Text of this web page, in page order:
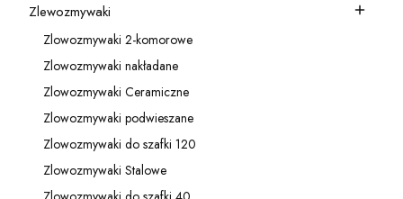
Kategoria - Zlewozmywaki
Zlewozmywaki
Kategoria - Zlowozmywaki 2-komorowe
Zlowozmywaki 2-komorowe
Kategoria - Zlowozmywaki nakładane
Zlowozmywaki nakładane
Kategoria - Zlowozmywaki Ceramiczne
Zlowozmywaki Ceramiczne
Kategoria - Zlowozmywaki podwieszane
Zlowozmywaki podwieszane
Kategoria - Zlowozmywaki do szafki 120
Zlowozmywaki do szafki 120
Kategoria - Zlowozmywaki Stalowe
Zlowozmywaki Stalowe